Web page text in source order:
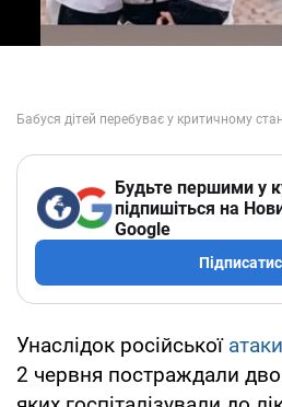
Будьте першими у
підпишіться на
Google
Унаслідок російської
2 червня постраждали